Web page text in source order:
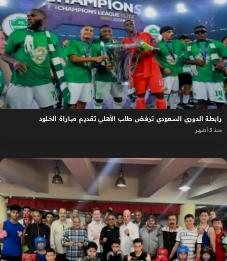
رابطة الدوري السعودي ترفض طلب الأهلي تقديم مباراة الخلود
منذ 3 أشهر